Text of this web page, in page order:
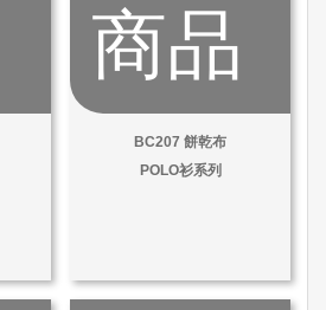
商品
BC207 餅乾布
POLO衫系列